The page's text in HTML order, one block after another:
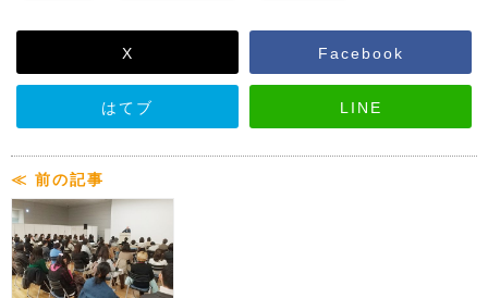
X Facebook
はてブ LINE
≪ 前の記事